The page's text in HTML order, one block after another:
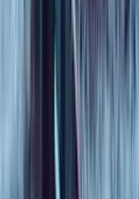
বরিশালটাইমস